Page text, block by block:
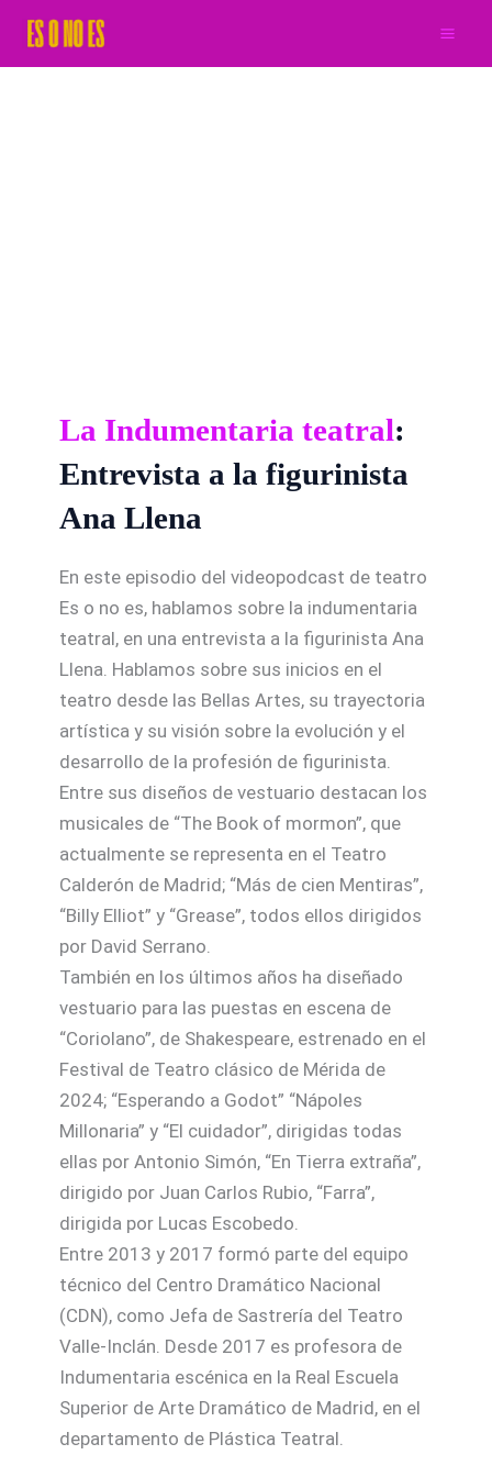
La Indumentaria teatral:
Entrevista a la figurinista
Ana Llena
En este episodio del videopodcast de teatro
Es o no es, hablamos sobre la indumentaria
teatral, en una entrevista a la figurinista Ana
Llena. Hablamos sobre sus inicios en el
teatro desde las Bellas Artes, su trayectoria
artística y su visión sobre la evolución y el
desarrollo de la profesión de figurinista.
Entre sus diseños de vestuario destacan los
musicales de “The Book of mormon”, que
actualmente se representa en el Teatro
Calderón de Madrid; “Más de cien Mentiras”,
“Billy Elliot” y “Grease”, todos ellos dirigidos
por David Serrano.
También en los últimos años ha diseñado
vestuario para las puestas en escena de
“Coriolano”, de Shakespeare, estrenado en el
Festival de Teatro clásico de Mérida de
2024; “Esperando a Godot” “Nápoles
Millonaria” y “El cuidador”, dirigidas todas
ellas por Antonio Simón, “En Tierra extraña”,
dirigido por Juan Carlos Rubio, “Farra”,
dirigida por Lucas Escobedo.
Entre 2013 y 2017 formó parte del equipo
técnico del Centro Dramático Nacional
(CDN), como Jefa de Sastrería del Teatro
Valle-Inclán. Desde 2017 es profesora de
Indumentaria escénica en la Real Escuela
Superior de Arte Dramático de Madrid, en el
departamento de Plástica Teatral.